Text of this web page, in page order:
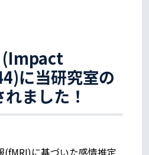
(Impact
に当研究室の
ました！
(fMRI)に基づいた感情推定